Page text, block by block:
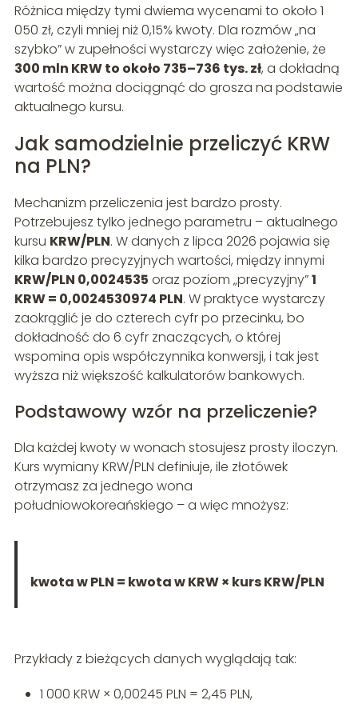
Różnica między tymi dwiema wycenami to około 1
050 zł, czyli mniej niż 0,15% kwoty. Dla rozmów „na
szybko” w zupełności wystarczy więc założenie, że
300 mln KRW to około 735–736 tys. zł, a dokładną
wartość można dociągnąć do grosza na podstawie
aktualnego kursu.
Jak samodzielnie przeliczyć KRW
na PLN?
Mechanizm przeliczenia jest bardzo prosty.
Potrzebujesz tylko jednego parametru – aktualnego
kursu KRW/PLN. W danych z lipca 2026 pojawia się
kilka bardzo precyzyjnych wartości, między innymi
KRW/PLN 0,0024535 oraz poziom „precyzyjny”1
KRW = 0,0024530974 PLN. W praktyce wystarczy
zaokrąglić je do czterech cyfr po przecinku, bo
dokładność do 6 cyfr znaczących, o której
wspomina opis współczynnika konwersji, i tak jest
wyższa niż większość kalkulatorów bankowych.
Podstawowy wzór na przeliczenie?
Dla każdej kwoty w wonach stosujesz prosty iloczyn.
Kurs wymiany KRW/PLN definiuje, ile złotówek
otrzymasz za jednego wona
południowokoreańskiego – a więc mnożysz:
kwota w PLN = kwota w KRW × kurs KRW/PLN
Przykłady z bieżących danych wyglądają tak:
1 000 KRW × 0,00245 PLN = 2,45 PLN,